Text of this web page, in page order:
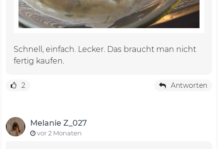
Schnell, einfach. Lecker. Das braucht man nicht
fertig kaufen.
2 Antworten
Melanie Z_027
vor 2 Monaten